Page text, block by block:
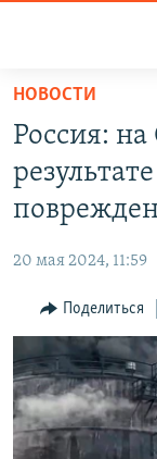
Вернуться
основному
содержанию
Вернутся
главной
Вернутся
поиску
11 ЛЕТ
ВОДА
ЕЩЕ
ИНТЕРАКТИВ
ИНФОГРАФИКА
ТЕЛЕПРОЕКТ
СОВЕТЫ
РАДІО СВОБОДА
КАК ОБОЙТИ
Українською
Qırımtatar
НОВОСТИ
Россия:
20 мая 2024, 11:59
Поделиться